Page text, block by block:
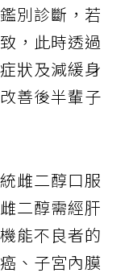
別診斷，若
，此時透過
狀及減緩身
善後半輩子
雌二醇口服
二醇需經肝
能不良者的
、子宮內膜